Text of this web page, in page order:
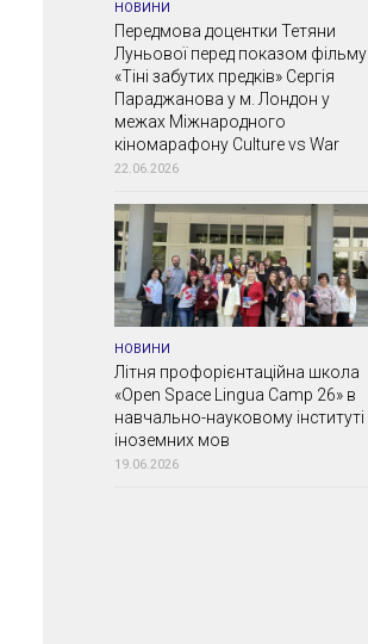
НОВИНИ
Передмова доцентки Тетяни
Луньової перед показом фільму
«Тіні забутих предків» Сергія
Параджанова у м. Лондон у
межах Міжнародного
кіномарафону Culture vs War
22.06.2026
НОВИНИ
Літня профорієнтаційна школа
«Open Space Lingua Camp 26» в
навчально-науковому інституті
іноземних мов
19.06.2026